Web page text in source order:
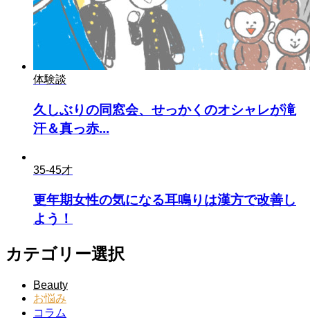
体験談
久しぶりの同窓会、せっかくのオシャレが滝
汗＆真っ赤...
35-45才
更年期女性の気になる耳鳴りは漢方で改善し
よう！
カテゴリー選択
Beauty
お悩み
コラム